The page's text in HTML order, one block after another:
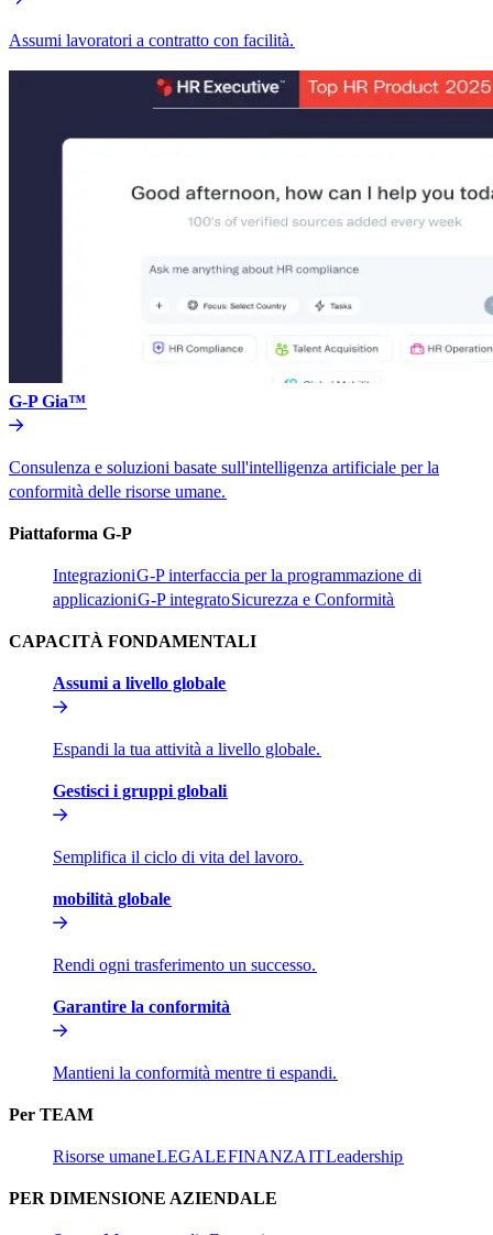
Assumi lavoratori a contratto con facilità.​​
G-P Gia™​​
Consulenza e soluzioni basate sull'intelligenza artificiale per la
conformità delle risorse umane.​​
Piattaforma G-P​​
Integrazioni​​G-P interfaccia per la programmazione di
applicazioni​​G-P integrato​​Sicurezza e Conformità​​
CAPACITÀ FONDAMENTALI​​
Assumi a livello globale​​
Espandi la tua attività a livello globale.​​
Gestisci i gruppi globali​​
Semplifica il ciclo di vita del lavoro.​​
mobilità globale​​
Rendi ogni trasferimento un successo.​​
Garantire la conformità​​
Mantieni la conformità mentre ti espandi.​​
Per TEAM​​
Risorse umane​​LEGALE​​FINANZA​​IT​​Leadership​​
PER DIMENSIONE AZIENDALE​​